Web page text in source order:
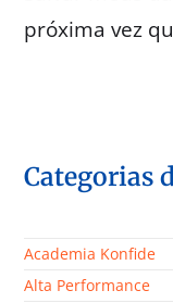
próxima vez
Categorias
Academia Konfide
Alta Performance